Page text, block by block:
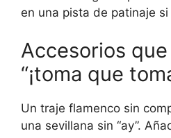
en una pista de patinaje
Accesorios
“¡toma que
Un traje flamenco sin
una sevillana sin “ay”.